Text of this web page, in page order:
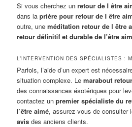
Si vous cherchez unretour de l être
dans laprière pour retour de l être
outre, uneméditation retour de l être
retour définitif et durable de l’être
L’INTERVENTION DES SPÉCIALISTES :
Parfois, l’aide d’un expert est
situation complexe. Lemarabout
des connaissances ésotériques pour
contactez unpremier spécialiste du
l’être aimé, assurez-vous de consulter
avis des anciens clients.